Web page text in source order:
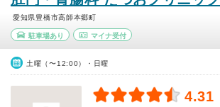
愛知県豊橋市高師本郷町
駐車場あり マイナ受付
土曜（〜12:00）・日曜
4.31